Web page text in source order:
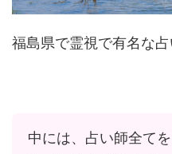
福島県で霊視で有名な占
中には、占い師全て